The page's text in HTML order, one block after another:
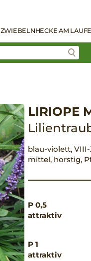
HECKE AM
LIRIOPE
blau-violett,
mittel, horstig,
P 0,5
attraktiv
P 1
attraktiv